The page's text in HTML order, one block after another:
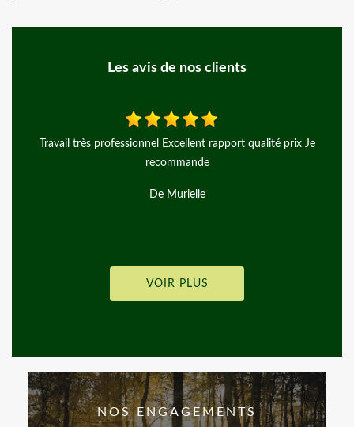
Les avis de nos clients
qualité prix Je
Merci à Monsieur Mayer, pour ce grand
recommande beaucoup cet artisan!
VOIR PLUS
NOS ENGAGEMENTS